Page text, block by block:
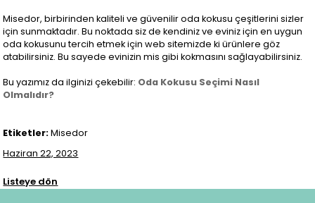
Misedor, birbirinden kaliteli ve güvenilir oda kokusu çeşitlerini sizler
için sunmaktadır. Bu noktada siz de kendiniz ve eviniz için en uygun
oda kokusunu tercih etmek için web sitemizde ki ürünlere göz
atabilirsiniz. Bu sayede evinizin mis gibi kokmasını sağlayabilirsiniz.
Bu yazımız da ilginizi çekebilir: Oda Kokusu Seçimi Nasıl
Olmalıdır?
Etiketler:Misedor
Haziran 22, 2023
Listeye dön